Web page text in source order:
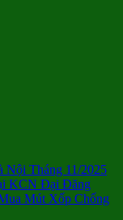
Nội Tháng 11/2025
KCN Đại Đăng
Mút Xốp Chống